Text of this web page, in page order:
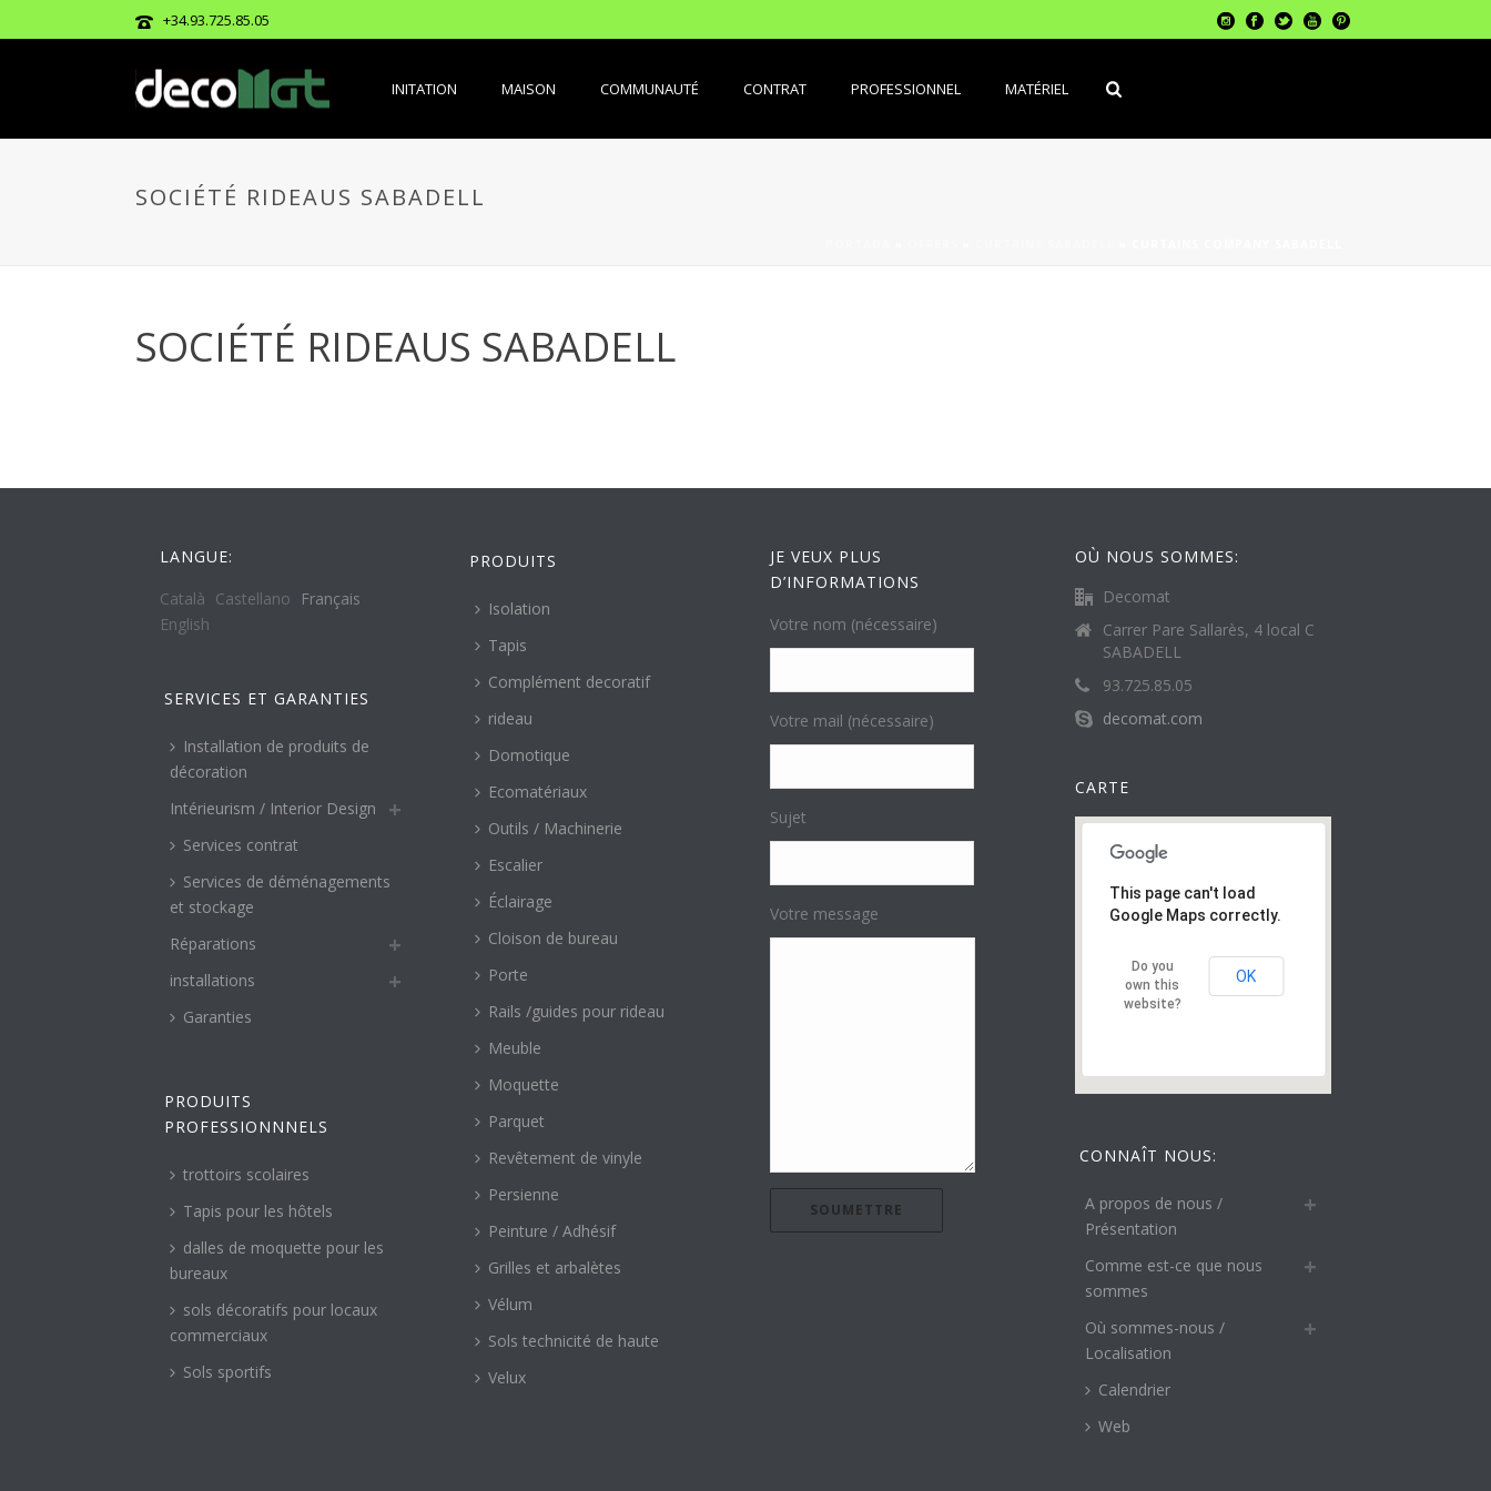
+34.93.725.85.05
INITATION MAISON COMMUNAUTÉ CONTRAT PROFESSIONNEL MATÉRIEL
SOCIÉTÉ RIDEAUS SABADELL
SOCIÉTÉ RIDEAUS SABADELL
LANGUE:
Català Castellano
Français
English
SERVICES ET GARANTIES
Installation de produits de
décoration
Intérieurism / Interior Design
Services contrat
Services de déménagements
et stockage
Réparations
installations
Garanties
PRODUITS
PROFESSIONNNELS
trottoirs scolaires
Tapis pour les hôtels
dalles de moquette pour les
bureaux
sols décoratifs pour locaux
commerciaux
Sols sportifs
PRODUITS
Isolation
Tapis
Complément decoratif
rideau
Domotique
Ecomatériaux
Outils / Machinerie
Escalier
Éclairage
Cloison de bureau
Porte
Rails /guides pour rideau
Meuble
Moquette
Parquet
Revêtement de vinyle
Persienne
Peinture / Adhésif
Grilles et arbalètes
Vélum
Sols technicité de haute
Velux
JE VEUX PLUS
D’INFORMATIONS
Votre nom (nécessaire)
Votre mail (nécessaire)
Sujet
Votre message
OÙ NOUS SOMMES:
Decomat
Carrer Pare Sallarès, 4 local C
SABADELL
93.725.85.05
decomat.com
CARTE
This page can't load
Google Maps correctly.
Do you
own this
website?
OK
CONNAÎT NOUS:
A propos de nous /
Présentation
Comme est-ce que nous
sommes
Où sommes-nous /
Localisation
Calendrier
Web